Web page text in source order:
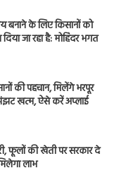
बनाने के लिए किसानों को
जा रहा है: मोहिंदर भगत
की पहचान, मिलेंगे भरपूर
झंझट खत्म, ऐसे करें अप्लाई
फूलों की खेती पर सरकार दे
लाभ